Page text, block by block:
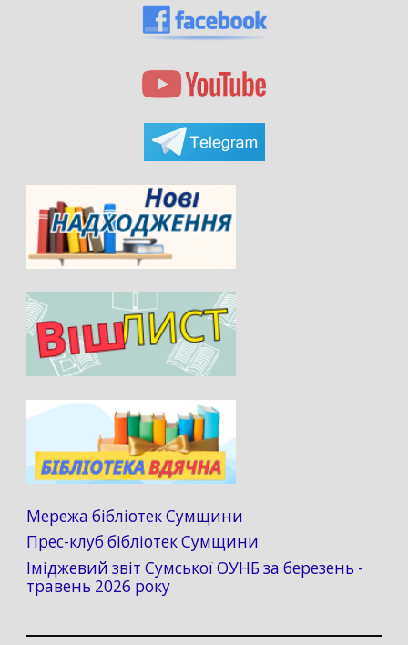
Мережа бібліотек Сумщини
Прес-клуб бібліотек Сумщини
Іміджевий звіт Сумської ОУНБ за березень -
травень 2026 року